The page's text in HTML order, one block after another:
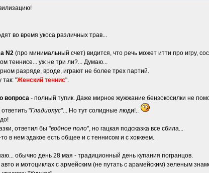
во время укоса различных трав...
N2 (про минимальный счет) видится, что речь может итти про игру,
теннисе... уж не три ли?... Думаю...
разряде, вроде, играют не более трех партий.
так: "Женский теннис".
вопроса - полный тупик. Даже мирное жужжание бензокосилки не
"Гладиолус"... Но тут солидные люди!..
ответил бы "водное поло", но гацкая подсказка все сбила...
то в нем эдакое есть общее и с теннисом и с хоккеем.
обычно день 28 мая - традиционный день купания погранцов.
и мотоциклах с армейским (не путать с арамейским) зеленым